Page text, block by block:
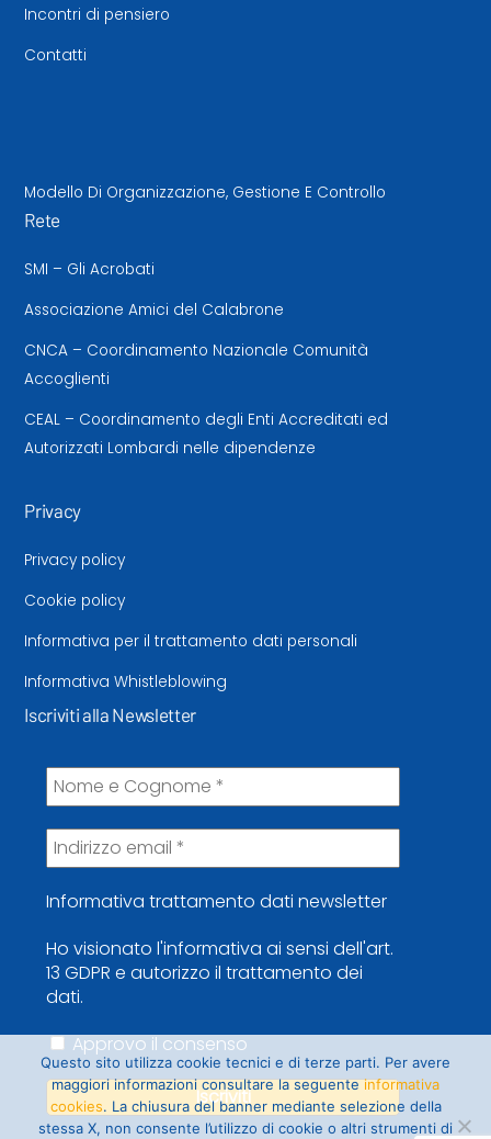
Incontri di pensiero
Contatti
Modello Di Organizzazione, Gestione E Controllo
Rete
SMI – Gli Acrobati
Associazione Amici del Calabrone
CNCA – Coordinamento Nazionale Comunità
Accoglienti
CEAL – Coordinamento degli Enti Accreditati ed
Autorizzati Lombardi nelle dipendenze
Privacy
Privacy policy
Cookie policy
Informativa per il trattamento dati personali
Informativa Whistleblowing
Iscriviti alla Newsletter
Informativa trattamento dati newsletter
Ho visionato l'informativa ai sensi dell'art.
13 GDPR e autorizzo il trattamento dei
dati.
Approvo il consenso
Questo sito utilizza cookie tecnici e di terze parti. Per avere
maggiori informazioni consultare la seguenteinformativa
cookies. La chiusura del banner mediante selezione della
stessa X, non consente l’utilizzo di cookie o altri strumenti di